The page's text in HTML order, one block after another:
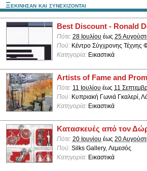
Ξεκινησαν και συνεχιζονται
Best Discount - Ronald
Πότε: 28 Ιουλίου έως 25
Πού: Κέντρο Σύγχρονης Τέχνης
Κατηγορία: Εικαστικά
Artists of Fame and
Πότε: 11 Ιουλίου έως 11
Πού: Κυπριακή Γωνιά Γκαλερί,
Κατηγορία: Εικαστικά
Κατασκευές από τον
Πότε: 20 Ιουνίου έως 20
Πού: Silks Gallery, Λεμεσός
Κατηγορία: Εικαστικά